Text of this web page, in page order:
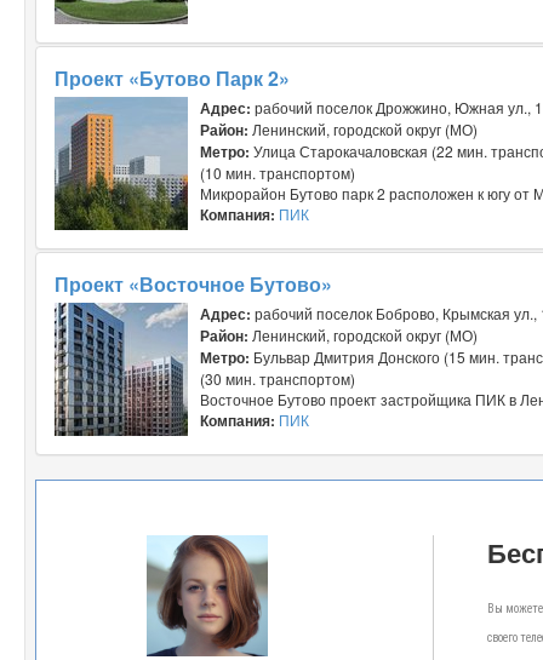
Проект «Бутово Парк 2»
Адрес: рабочий поселок Дрожжино, Южная ул.,
Район: Ленинский, городской округ (МО)
Метро: Улица Старокачаловская (22 мин.
(10 мин. транспортом)
Микрорайон Бутово парк 2 расположен к югу
Компания: ПИК
Проект «Восточное Бутово»
Адрес: рабочий поселок Боброво, Крымская ул.,
Район: Ленинский, городской округ (МО)
Метро: Бульвар Дмитрия Донского (15 мин.
(30 мин. транспортом)
Восточное Бутово проект застройщика ПИК в
Компания: ПИК
Вы
своего